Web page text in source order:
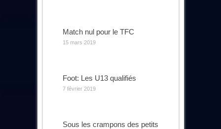
Match nul pour le TFC
15 mars 2019
Foot: Les U13 qualifiés
7 février 2019
Sous les crampons des petits